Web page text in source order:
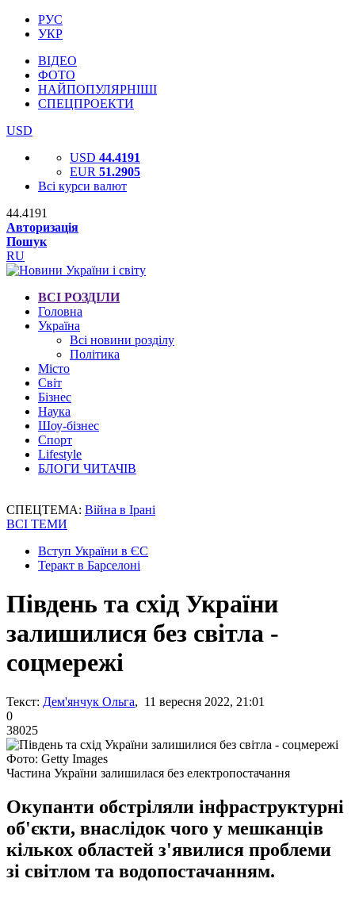
РУС
УКР
ВІДЕО
ФОТО
НАЙПОПУЛЯРНІШІ
СПЕЦПРОЕКТИ
USD
USD 44.4191
EUR 51.2905
Всі курси валют
44.4191
Авторизація
Пошук
RU
ВСІ РОЗДІЛИ
Головна
Україна
Всі новини розділу
Політика
Місто
Світ
Бізнес
Наука
Шоу-бізнес
Спорт
Lifestyle
БЛОГИ ЧИТАЧІВ
СПЕЦТЕМА: Війна в Ірані
ВСІ ТЕМИ
Вступ України в ЄС
Теракт в Барселоні
Південь та схід України
залишилися без світла -
соцмережі
Текст: Дем'янчук Ольга, 11 вересня 2022, 21:01
0
38025
Фото: Getty Images
Частина України залишилася без електропостачання
Окупанти обстріляли інфраструктурні
об'єкти, внаслідок чого у мешканців
кількох областей з'явилися проблеми
зі світлом та водопостачанням.